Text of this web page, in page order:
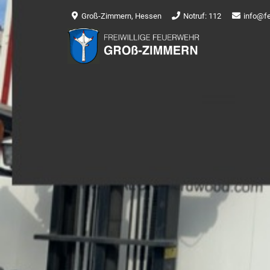
Groß-Zimmern, Hessen Notruf: 112